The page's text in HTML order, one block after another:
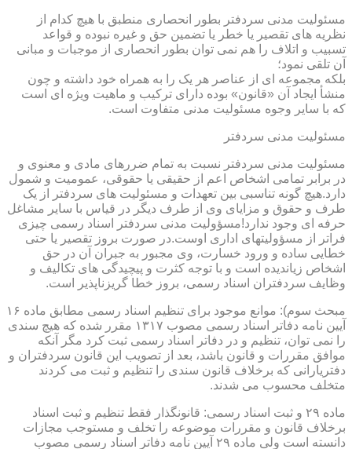
مسئولیت مدنی سردفتر بطور انحصاری منطبق با هیچ کدام از
نظریه های تقصیر یا خطر یا تضمین حق و غیره نبوده و قواعد
تسبیب و اتلاف را هم نمی توان بطور انحصاری از موجبات و مبانی
آن تلقی نمود؛
بلکه مجموعه ای از عناصر هر یک را به همراه خود داشته و چون
منشأ ایجاد آن «قانون» بوده دارای ترکیب و ماهیت ویژه ای است
که با سایر وجوه مسئولیت مدنی متفاوت است.
مسئولیت مدنی سردفتر
مسئولیت مدنی سردفتر نسبت به تمام ضررهای مادی و معنوی و
در برابر تمامی اشخاص اعم از حقیقی یا حقوقی، عمومیت و شمول
دارد.هیچ گونه تناسبی بین تعهدات و مسئولیت های سردفتر از یک
طرف و حقوق و مزایای وی از طرف دیگر در قیاس با سایر مشاغل
حرفه ای وجود ندارد!مسؤولیت مدنی سردفتر اسناد رسمی چیزی
فراتر از مسؤولیتهای اداری اوست.در صورت بروز تقصیر یا حتی
خطایی ساده و ورود خسارت، وی مجبور به جبران آن در حق
اشخاص زیاندیده است و با توجه کثرت و پیچیدگی های تکالیف و
وظایف سردفتران اسناد رسمی، بروز خطا گریزناپذیر است.
مبحث سوم): موانع موجود برای تنظیم اسناد رسمی مطابق ماده ۱۶
آیین نامه دفاتر اسناد رسمی مصوب ۱۳۱۷ مقرر شده که هیچ سندی
را نمی توان، تنظیم و در دفاتر اسناد رسمی ثبت کرد مگر آنکه
موافق مقررات و قانون باشد، بعد از تصویب این قانون سردفتران و
دفتریارانی که برخلاف قانون سندی را تنظیم و ثبت می کردند
متخلف محسوب می شدند.
ماده ۲۹ و ثبت اسناد رسمی: قانونگذار فقط تنظیم و ثبت اسناد
برخلاف قانون و مقررات موضوعه را تخلف و مستوجب مجازات
دانسته است ولی ماده ۲۹ آیین نامه دفاتر اسناد رسمی مصوب